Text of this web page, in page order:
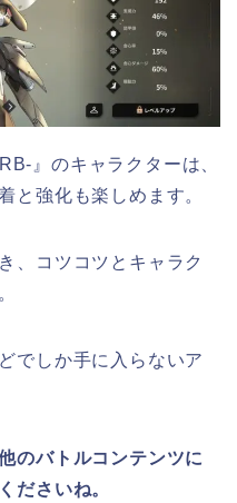
』のキャラクターは、
と強化も楽しめます。
、コツコツとキャラク
でしか手に入らないア
のバトルコンテンツに
ださいね。